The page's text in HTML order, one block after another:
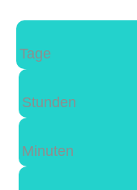
Tage
Stunden
Minuten